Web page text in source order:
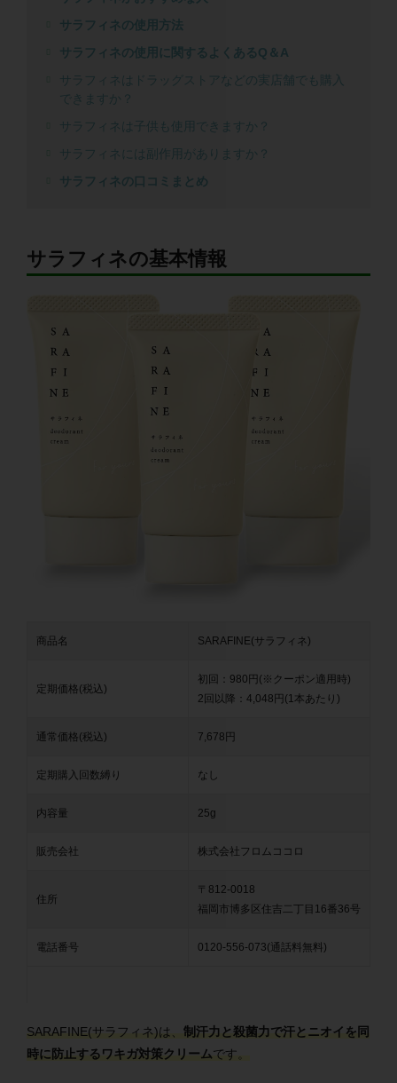
サラフィネの使用方法
サラフィネの使用に関するよくあるQ＆A
サラフィネはドラッグストアなどの実店舗でも購入
できますか？
サラフィネは子供も使用できますか？
サラフィネには副作用がありますか？
サラフィネの口コミまとめ
サラフィネの基本情報
商品名 SARAFINE(サラフィネ)
定期価格(税込)
初回：980円(※クーポン適用時)
2回以降：4,048円(1本あたり)
通常価格(税込) 7,678円
定期購入回数縛り なし
内容量 25g
販売会社 株式会社フロムココロ
住所
〒812-0018
福岡市博多区住吉二丁目16番36号
電話番号 0120-556-073(通話料無料)
SARAFINE(サラフィネ)は、 制汗力と殺菌力で汗とニオイを同
時に防止するワキガ対策クリームです。